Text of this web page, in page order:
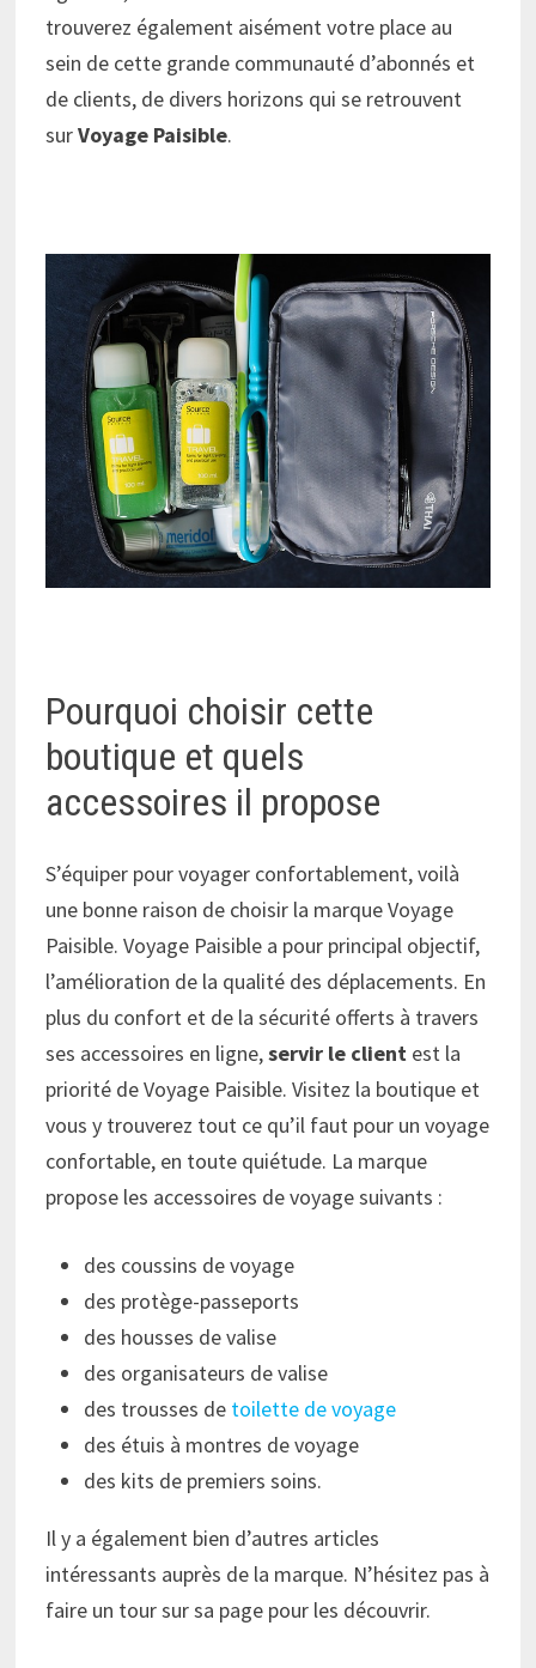
trouverez également aisément votre place au
sein de cette grande communauté d’abonnés et
de clients, de divers horizons qui se retrouvent
surVoyage Paisible.
Pourquoi choisir cette
boutique et quels
accessoires il propose
S’équiper pour voyager confortablement, voilà
une bonne raison de choisir la marque Voyage
Paisible. Voyage Paisible a pour principal objectif,
l’amélioration de la qualité des déplacements. En
plus du confort et de la sécurité offerts à travers
ses accessoires en ligne,servir le client est la
priorité de Voyage Paisible. Visitez la boutique et
vous y trouverez tout ce qu’il faut pour un voyage
confortable, en toute quiétude. La marque
propose les accessoires de voyage suivants :
des coussins de voyage
des protège-passeports
des housses de valise
des organisateurs de valise
des trousses de toilette de voyage
des étuis à montres de voyage
des kits de premiers soins.
Il y a également bien d’autres articles
intéressants auprès de la marque. N’hésitez pas à
faire un tour sur sa page pour les découvrir.